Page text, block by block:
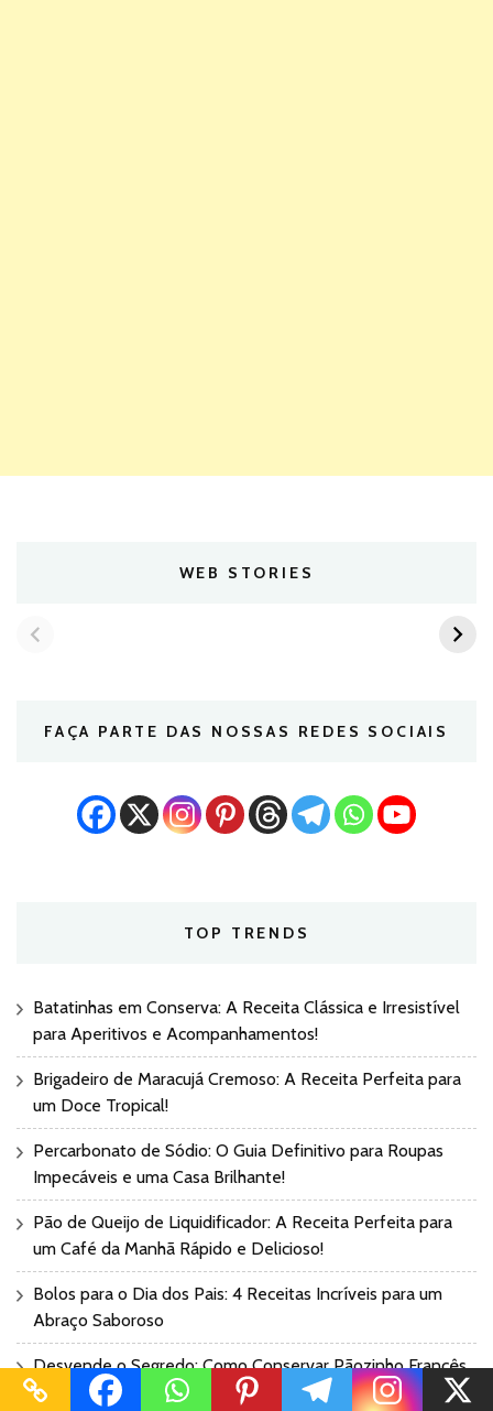
WEB STORIES
FAÇA PARTE DAS NOSSAS REDES SOCIAIS
TOP TRENDS
Batatinhas em Conserva: A Receita Clássica e Irresistível
para Aperitivos e Acompanhamentos!
Brigadeiro de Maracujá Cremoso: A Receita Perfeita para
um Doce Tropical!
Percarbonato de Sódio: O Guia Definitivo para Roupas
Impecáveis e uma Casa Brilhante!
Pão de Queijo de Liquidificador: A Receita Perfeita para
um Café da Manhã Rápido e Delicioso!
Bolos para o Dia dos Pais: 4 Receitas Incríveis para um
Abraço Saboroso
Desvende o Segredo: Como Conservar Pãozinho Francês
Fresco por Mais Tempo e Crocante!